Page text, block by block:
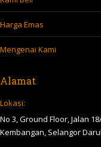
Harga Emas
Mengenai Kami
Alamat
Lokasi:
No 3, Ground Floor, Jalan
Kembangan, Selangor